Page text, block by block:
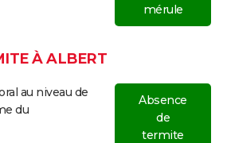
mérule
À ALBERT
au niveau de
du
Absence
de
termite